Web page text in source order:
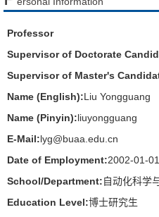
Professor
Supervisor of Doctorate
Supervisor of Master's
Name (English):Liu Yongguang
Name (Pinyin):liuyongguang
E-Mail:lyg@buaa.edu.cn
Date of Employment:2002-01-01
School/Department:自动化科学
Education Level:博士研究生